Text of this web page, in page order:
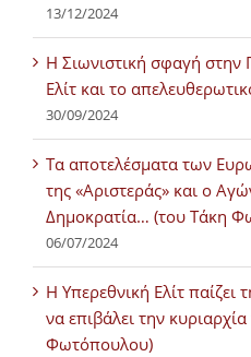
13/12/2024
Η Σιωνιστική σφαγή στην
Ελίτ και το
30/09/2024
Τα αποτελέσματα των
της «Αριστεράς» και ο
Δημοκρατία… (του Τάκη
06/07/2024
H Υπερεθνική Ελίτ παίζει
να επιβάλει την
Φωτόπουλου)